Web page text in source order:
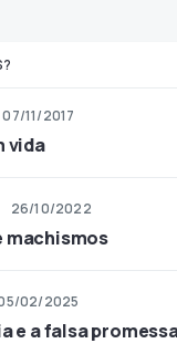
07/11/2017
vida
26/10/2022
machismos
02/2025
e a falsa